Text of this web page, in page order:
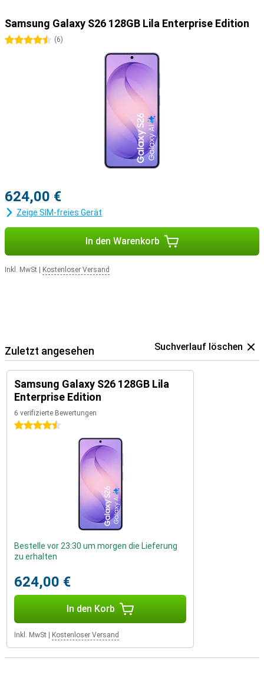
Samsung Galaxy S26 128GB Lila Enterprise Edition
4.5 Sterne
(6)
624,00 €
Zeige SIM-freies Gerät
In den Warenkorb
Inkl. MwSt Kostenloser Versand
Zuletzt angesehen Suchverlauf löschen
Samsung Galaxy S26 128GB Lila
Enterprise Edition
6 verifizierte Bewertungen
4.5 Sterne
Bestelle vor 23:30 um morgen die Lieferung
zu erhalten
624,00 €
In den Korb
Inkl. MwSt Kostenloser Versand